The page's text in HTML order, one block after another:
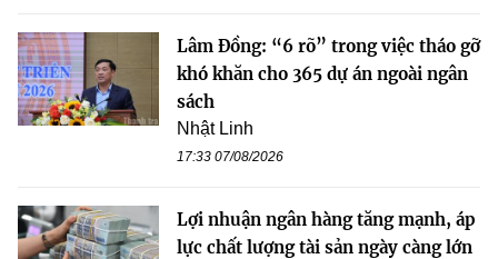
Lâm Đồng: “6 rõ” trong việc tháo gỡ
khó khăn cho 365 dự án ngoài ngân
sách
Nhật Linh
17:33 07/08/2026
Lợi nhuận ngân hàng tăng mạnh, áp
lực chất lượng tài sản ngày càng lớn